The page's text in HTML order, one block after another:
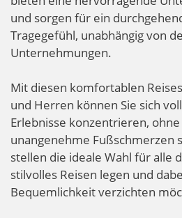
und sorgen für ein
Tragegefühl, unabhängig von
Unternehmungen.
Mit diesen komfortablen
und Herren können Sie sich
Erlebnisse konzentrieren,
unangenehme Fußschmerzen
stellen die ideale Wahl für alle
stilvolles Reisen legen und
Bequemlichkeit verzichten